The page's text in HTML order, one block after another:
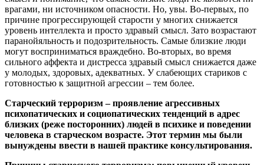
врагами, ни источником опасности. Но, увы. Во-первых, по
причине прогрессирующей старости у многих снижается
уровень интеллекта и просто здравый смысл. Зато возрастают
паранойяльность и подозрительность. Самые близкие люди
могут восприниматься враждебно. Во-вторых, во время
сильного аффекта и дистресса здравый смысл снижается даже
у молодых, здоровых, адекватных. У слабеющих стариков с
готовностью к защитной агрессии – тем более.
Старческий терроризм – проявление агрессивных
психопатических и социопатических тенденций в адрес
близких (реже посторонних) людей в психике и поведении
человека в старческом возрасте. Этот термин мы были
вынуждены ввести в нашей практике консультирования.